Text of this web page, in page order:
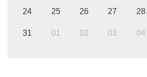
24 25 26 27 28
31 01 02 03 04